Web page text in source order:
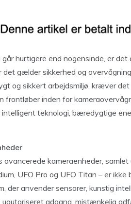
hurtigere end nogensinde, er
gælder sikkerhed og
og sikkert arbejdsmiljø, kræver
frontløber inden for
teknologi, bæredygtige
kameraenheder, samlet
UFO Pro og UFO Titan – er
der anvender sensorer, kunstig
adgang, mistænkelig